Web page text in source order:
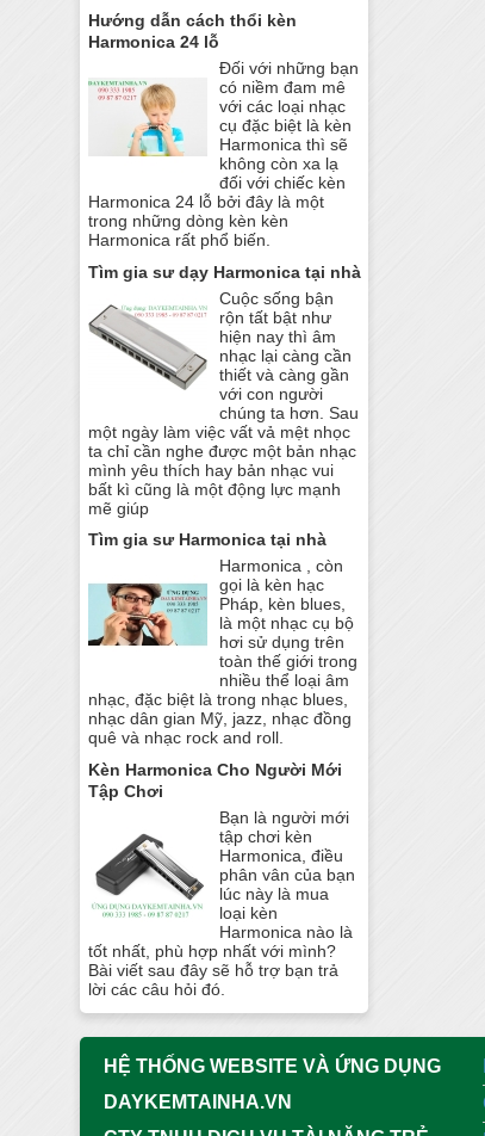
Hướng dẫn cách thổi kèn
Harmonica 24 lỗ
Đối với những bạn
có niềm đam mê
với các loại nhạc
cụ đặc biệt là kèn
Harmonica thì sẽ
không còn xa lạ
đối với chiếc kèn
Harmonica 24 lỗ bởi đây là một
trong những dòng kèn kèn
Harmonica rất phổ biến.
Tìm gia sư dạy Harmonica tại nhà
Cuộc sống bận
rộn tất bật như
hiện nay thì âm
nhạc lại càng cần
thiết và càng gần
với con người
chúng ta hơn. Sau
một ngày làm việc vất vả mệt nhọc
ta chỉ cần nghe được một bản nhạc
mình yêu thích hay bản nhạc vui
bất kì cũng là một động lực mạnh
mẽ giúp
Tìm gia sư Harmonica tại nhà
Harmonica , còn
gọi là kèn hạc
Pháp, kèn blues,
là một nhạc cụ bộ
hơi sử dụng trên
toàn thế giới trong
nhiều thể loại âm
nhạc, đặc biệt là trong nhạc blues,
nhạc dân gian Mỹ, jazz, nhạc đồng
quê và nhạc rock and roll.
Kèn Harmonica Cho Người Mới
Tập Chơi
Bạn là người mới
tập chơi kèn
Harmonica, điều
phân vân của bạn
lúc này là mua
loại kèn
Harmonica nào là
tốt nhất, phù hợp nhất với mình?
Bài viết sau đây sẽ hỗ trợ bạn trả
lời các câu hỏi đó.
HỆ THỐNG WEBSITE VÀ ỨNG DỤNG
DAYKEMTAINHA.VN